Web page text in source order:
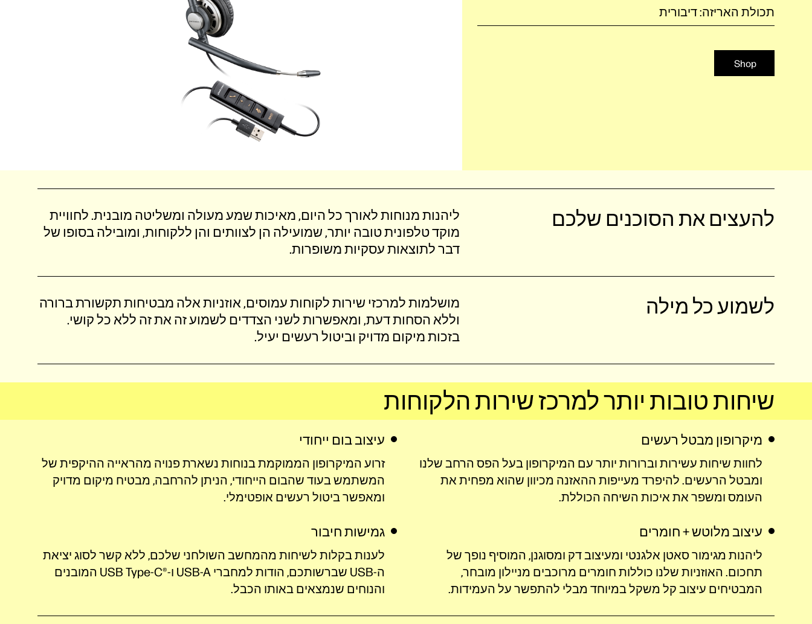
תכולת האריזה: דיבורית
Shop
להעצים את הסוכנים שלכם
ליהנות מנוחות לאורך כל היום, מאיכות שמע מעולה ומשליטה מובנית‎. לחוויית
מוקד טלפונית טובה יותר, שמועילה הן לצוותים והן ללקוחות, ומובילה בסופו של
דבר לתוצאות עסקיות משופרות‎.
לשמוע כל מילה
מושלמות למרכזי שירות לקוחות עמוסים, אוזניות אלה מבטיחות תקשורת ברורה
וללא הסחות דעת, ומאפשרות לשני הצדדים לשמוע זה את זה ללא כל קושי‎.
בזכות מיקום מדויק וביטול רעשים יעיל‎.
שיחות טובות יותר למרכז שירות הלקוחות
מיקרופון מבטל רעשים
לחוות שיחות עשירות וברורות יותר עם המיקרופון בעל הפס הרחב שלנו
ומבטל הרעשים‎. להיפרד מעייפות ההאזנה מכיוון שהוא מפחית את
העומס ומשפר את איכות השיחה הכוללת‎.
עיצוב בום ייחודי
זרוע המיקרופון הממוקמת בנוחות נשארת פנויה מהראייה ההיקפית של
המשתמש בעוד שהבום הייחודי, הניתן להרחבה, מבטיח מיקום מדויק
ומאפשר ביטול רעשים אופטימלי‎.
עיצוב מלוטש + חומרים
ליהנות מגימור סאטן אלגנטי ומעיצוב דק ומסוגנן, המוסיף נופך של
תחכום‎. האוזניות שלנו כוללות חומרים מרוכבים מניילון מובחר,
המבטיחים עיצוב קל משקל במיוחד מבלי להתפשר על העמידות‎.
גמישות חיבור
לענות בקלות לשיחות מהמחשב השולחני שלכם, ללא קשר לסוג יציאת
ה-USB שברשותכם, הודות למחברי‎ USB-A ‎ו-USB Type-C®️‎ המובנים
והנוחים שנמצאים באותו הכבל‎.